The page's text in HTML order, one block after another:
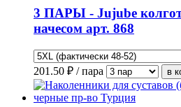
3 ПАРЫ - Jujube
начесом арт. 868
201.50 ₽ / пара